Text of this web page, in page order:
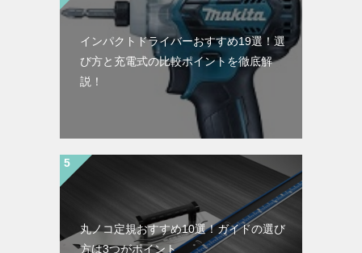
インパクトドライバーおすすめ19選！選
び方と充電式の比較ポイントを徹底解
説！
丸ノコ定規おすすめ10選！ガイドの選び
方は3つがポイント